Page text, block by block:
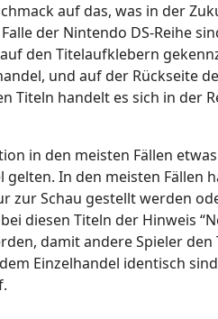
auf das, was in der
der Nintendo DS-Reihe
den Titelaufklebern
und auf der Rückseite
Titeln handelt es sich in der
in den meisten Fällen
In den meisten Fällen
zur Schau gestellt werden
diesen Titeln der Hinweis
damit andere Spieler
Einzelhandel identisch